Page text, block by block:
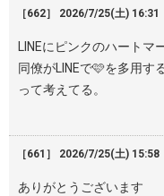
［662］ 2026/7/25(土) 16:31
LINEにピンクのハートマ
同僚がLINEで🩷を多用す
って考えてる。
［661］ 2026/7/25(土) 15:58
ありがとうございます